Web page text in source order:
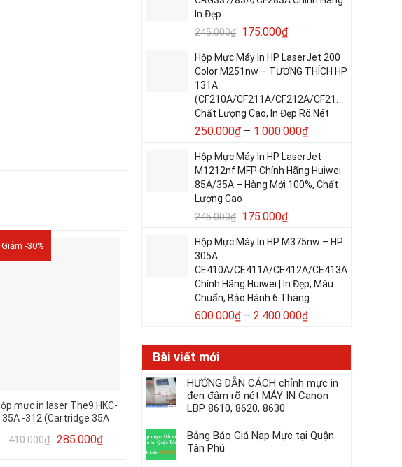
Giảm -30%
mực in laser The9 HKC-
35A -312 (Cartridge 35A
410.000₫ 285.000₫
Giảm -26%
Hộp mực in laser The9 HKC-
36A – 313)
430.000₫ 320.000₫
Giảm -38%
395.000
In Đẹp
245.000₫ 175.000₫
Hộp Mực Máy In HP LaserJet 200
Color M251nw – TƯƠNG THÍCH HP
131A
(CF210A/CF211A/CF212A/CF213A)
Chất Lượng Cao, In Đẹp Rõ Nét
250.000₫ – 1.000.000₫
Hộp Mực Máy In HP LaserJet
M1212nf MFP Chính Hãng Huiwei
85A/35A – Hàng Mới 100%, Chất
Lượng Cao
245.000₫ 175.000₫
Hộp Mực Máy In HP M375nw – HP
305A
CE410A/CE411A/CE412A/CE413A
Chính Hãng Huiwei | In Đẹp, Màu
Chuẩn, Bảo Hành 6 Tháng
600.000₫ – 2.400.000₫
Bài viết mới
HƯỚNG DẪN CÁCH chỉnh mực in
đen đậm rõ nét MÁY IN Canon
LBP 8610, 8620, 8630
Bảng Báo Giá Nạp Mực tại Quận
Tân Phú